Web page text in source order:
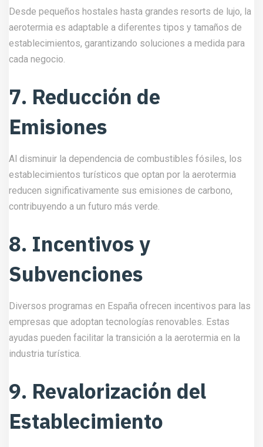
Desde pequeños hostales hasta grandes resorts de lujo, la
aerotermia es adaptable a diferentes tipos y tamaños de
establecimientos, garantizando soluciones a medida para
cada negocio.
7. Reducción de
Emisiones
Al disminuir la dependencia de combustibles fósiles, los
establecimientos turísticos que optan por la aerotermia
reducen significativamente sus emisiones de carbono,
contribuyendo a un futuro más verde.
8. Incentivos y
Subvenciones
Diversos programas en España ofrecen incentivos para las
empresas que adoptan tecnologías renovables. Estas
ayudas pueden facilitar la transición a la aerotermia en la
industria turística.
9. Revalorización del
Establecimiento